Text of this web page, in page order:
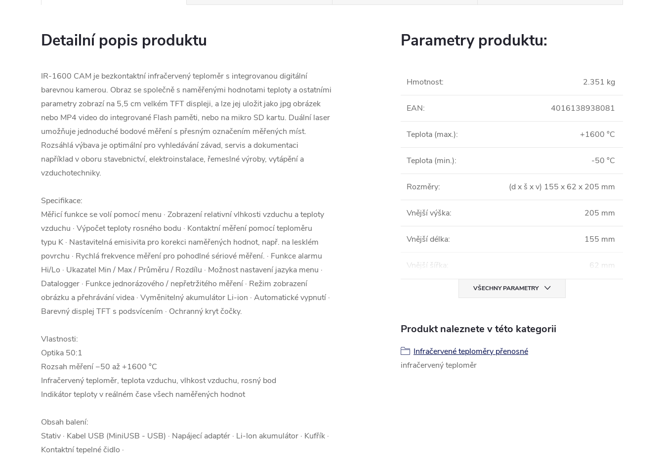
Detailní popis produktu
IR-1600 CAM je bezkontaktní infračervený teploměr s integrovanou digitální
barevnou kamerou. Obraz se společně s naměřenými hodnotami teploty a ostatními
parametry zobrazí na 5,5 cm velkém TFT displeji, a lze jej uložit jako jpg obrázek
nebo MP4 video do integrované Flash paměti, nebo na mikro SD kartu. Duální laser
umožňuje jednoduché bodové měření s přesným označením měřených míst.
Rozsáhlá výbava je optimální pro vyhledávání závad, servis a dokumentaci
například v oboru stavebnictví, elektroinstalace, řemeslné výroby, vytápění a
vzduchotechniky.
Specifikace:
Měřicí funkce se volí pomocí menu · Zobrazení relativní vlhkosti vzduchu a teploty
vzduchu · Výpočet teploty rosného bodu · Kontaktní měření pomocí teploměru
typu K · Nastavitelná emisivita pro korekci naměřených hodnot, např. na lesklém
povrchu · Rychlá frekvence měření pro pohodlné sériové měření. · Funkce alarmu
Hi/Lo · Ukazatel Min / Max / Průměru / Rozdílu · Možnost nastavení jazyka menu ·
Datalogger · Funkce jednorázového / nepřetržitého měření · Režim zobrazení
obrázku a přehrávání videa · Vyměnitelný akumulátor Li-ion · Automatické vypnutí ·
Barevný displej TFT s podsvícením · Ochranný kryt čočky.
Vlastnosti:
Optika 50:1
Rozsah měření −50 až +1600 °C
Infračervený teploměr, teplota vzduchu, vlhkost vzduchu, rosný bod
Indikátor teploty v reálném čase všech naměřených hodnot
Obsah balení:
Stativ · Kabel USB (MiniUSB - USB) · Napájecí adaptér · Li-Ion akumulátor · Kufřík ·
Kontaktní tepelné čidlo ·
Parametry produktu:
Hmotnost: 2.351 kg
EAN: 4016138938081
Teplota (max.): +1600 °C
Teplota (min.): -50 °C
Rozměry: (d x š x v) 155 x 62 x 205 mm
Vnější výška: 205 mm
Vnější délka: 155 mm
Vnější šířka: 62 mm
VŠECHNY PARAMETRY
Produkt naleznete v této kategorii
Infračervené teploměry přenosné
infračervený teploměr